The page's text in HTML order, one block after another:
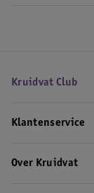
Kruidvat Club
Klantenservice
Over Kruidvat